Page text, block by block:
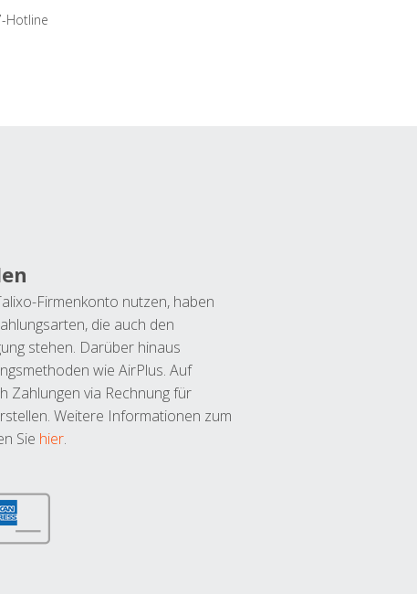
Hotline
Firmenkonto nutzen, haben
die auch den
stehen. Darüber hinaus
wie AirPlus. Auf
Zahlungen via Rechnung für
Weitere Informationen zum
Sie hier.